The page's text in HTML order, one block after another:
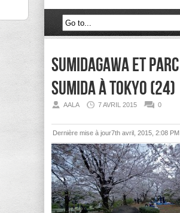
Sumidagawa et parc
Sumida à Tokyo (24)
AALA 7 AVRIL 2015 0
Dernière mise à jour7th avril, 2015, 2:08 PM